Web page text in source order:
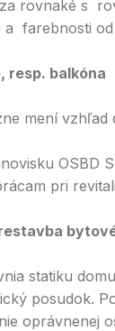
rovnaké s
a farebnosti
resp. balkóna
mení vzhľad
OSBD
pri
statiku
posudok.
oprávnenej